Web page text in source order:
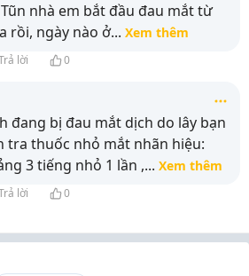
Tũn nhà em bắt đầu đau mắt từ
rồi, ngày nào ở... Xem thêm
lời 0
đang bị đau mắt dịch do lây bạn
tra thuốc nhỏ mắt nhãn hiệu:
3 tiếng nhỏ 1 lần ,... Xem thêm
lời 0